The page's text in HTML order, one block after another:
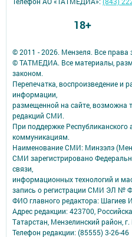
© 2011 - 2026. Мензеля. Все
© ТАТМЕДИА. Все материалы,
законом.
Перепечатка, воспроизведение и
информации,
размещенной на сайте, возможна
редакций СМИ.
При поддержке
коммуникациям.
Наименование СМИ: Минзэлэ
СМИ зарегистрировано
связи,
информационных технологий и
запись о регистрации СМИ ЭЛ №
ФИО главного редактора: Шагиев
Адрес редакции: 423700,
Татарстан, Мензелинский район,
Телефон редакции: (85555) 3-26-46
18+